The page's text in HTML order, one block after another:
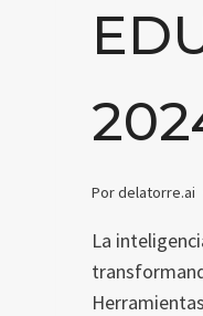
Pordelatorre.ai
La